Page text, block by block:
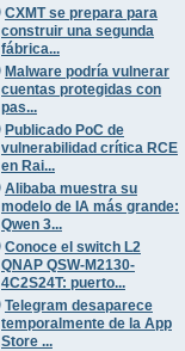
CXMT se prepara para
construir una segunda
fábrica...
Malware podría vulnerar
cuentas protegidas con
pas...
Publicado PoC de
vulnerabilidad crítica RCE
en Rai...
Alibaba muestra su
modelo de IA más grande:
Qwen 3...
Conoce el switch L2
QNAP QSW-M2130-
4C2S24T: puerto...
Telegram desaparece
temporalmente de la App
Store ...